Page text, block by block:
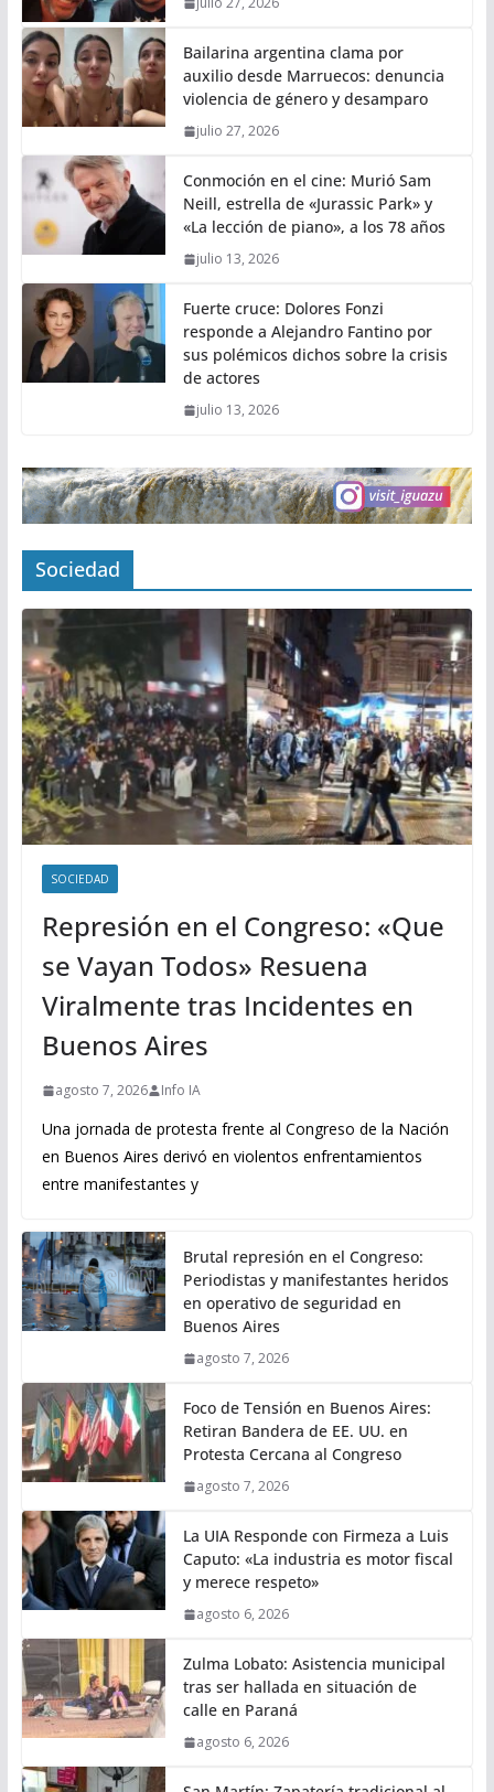
Bailarina argentina clama por
auxilio desde Marruecos: denuncia
violencia de género y desamparo
julio 27, 2026
Conmoción en el cine: Murió Sam
Neill, estrella de «Jurassic Park» y
«La lección de piano», a los 78 años
julio 13, 2026
Fuerte cruce: Dolores Fonzi
responde a Alejandro Fantino por
sus polémicos dichos sobre la crisis
de actores
julio 13, 2026
Sociedad
SOCIEDAD
Represión en el Congreso: «Que
se Vayan Todos» Resuena
Viralmente tras Incidentes en
Buenos Aires
agosto 7, 2026 Info IA
Una jornada de protesta frente al Congreso de la Nación
en Buenos Aires derivó en violentos enfrentamientos
entre manifestantes y
Brutal represión en el Congreso:
Periodistas y manifestantes heridos
en operativo de seguridad en
Buenos Aires
agosto 7, 2026
Foco de Tensión en Buenos Aires:
Retiran Bandera de EE. UU. en
Protesta Cercana al Congreso
agosto 7, 2026
La UIA Responde con Firmeza a Luis
Caputo: «La industria es motor fiscal
y merece respeto»
agosto 6, 2026
Zulma Lobato: Asistencia municipal
tras ser hallada en situación de
calle en Paraná
agosto 6, 2026